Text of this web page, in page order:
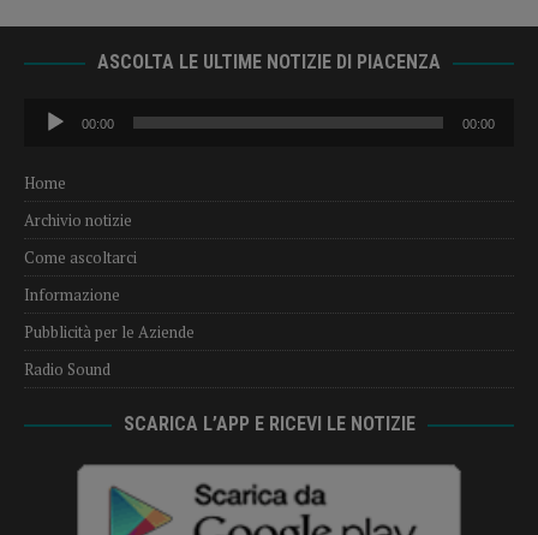
ASCOLTA LE ULTIME NOTIZIE DI PIACENZA
Audio
Player
00:00 00:00
Home
Archivio notizie
Come ascoltarci
Informazione
Pubblicità per le Aziende
Radio Sound
SCARICA L’APP E RICEVI LE NOTIZIE